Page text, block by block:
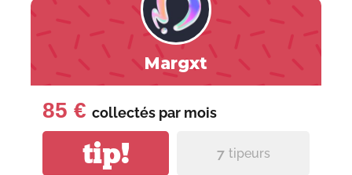
Margxt
85 € collectés par mois
tip! 7 tipeurs